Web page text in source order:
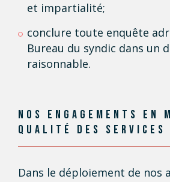
et impartialité;
conclure toute enquête
Bureau du syndic dans un
raisonnable.
NOS ENGAGEMENTS EN
QUALITÉ DES SERVICES
Dans le déploiement de nos